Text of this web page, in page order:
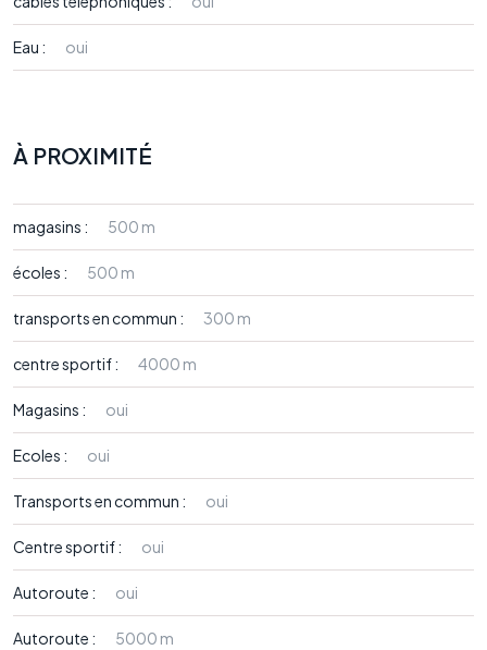
Eau : oui
À PROXIMITÉ
magasins : 500 m
écoles : 500 m
transports en commun : 300 m
centre sportif : 4000 m
Magasins : oui
Ecoles : oui
Transports en commun : oui
Centre sportif : oui
Autoroute : oui
Autoroute : 5000 m